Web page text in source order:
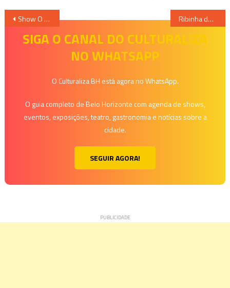
Navegação
Show O Moço em Experimento Libre Ribinha de Maracanã em Minas Gerais
SIGA O CANAL DO CULTURALIZA
NO WHATSAPP
O Culturaliza BH está agora no WhatsApp.
O guia completo de Belo Horizonte com agenda de shows,
eventos, exposições, teatro, gastronomia e notícias sobre a
cidade.
SEGUIR AGORA!